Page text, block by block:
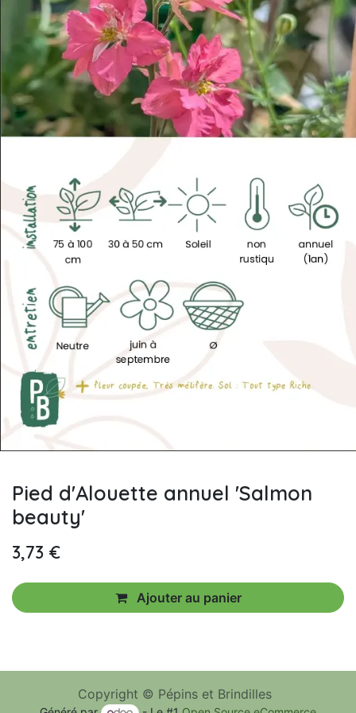
Pied d'Alouette annuel 'Salmon
beauty'
3,73 €
Ajouter au panier
Copyright © Pépins et Brindilles